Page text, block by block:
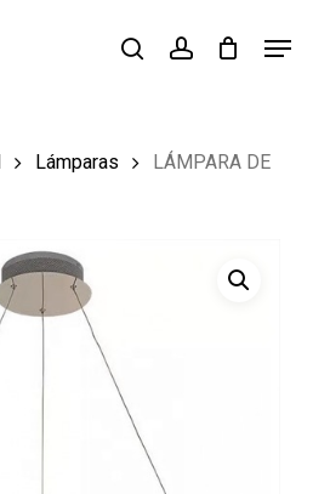
searchaccount
Lámparas
LÁMPARA DE